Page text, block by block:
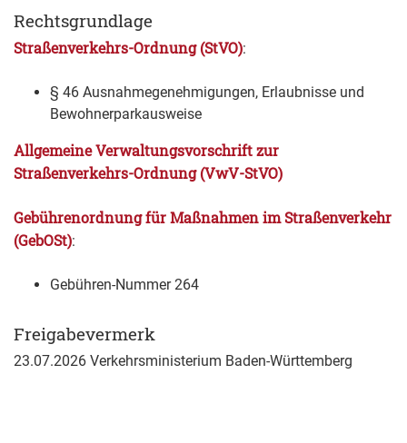
Rechtsgrundlage
Straßenverkehrs-Ordnung (StVO):
§ 46 Ausnahmegenehmigungen, Erlaubnisse und
Bewohnerparkausweise
Allgemeine Verwaltungsvorschrift zur
Straßenverkehrs-Ordnung (VwV-StVO)
Gebührenordnung für Maßnahmen im Straßenverkehr
(GebOSt):
Gebühren-Nummer 264
Freigabevermerk
23.07.2026 Verkehrsministerium Baden-Württemberg